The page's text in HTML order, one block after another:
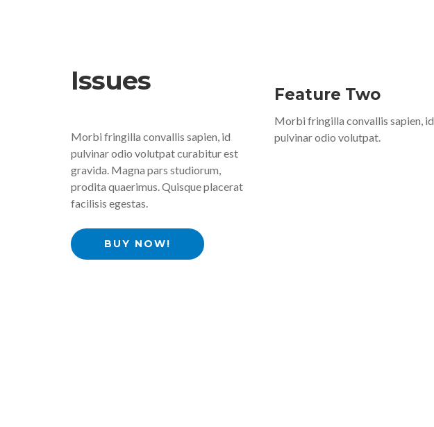
Issues
Morbi fringilla convallis sapien, id
pulvinar odio volutpat curabitur est
gravida. Magna pars studiorum,
prodita quaerimus. Quisque placerat
facilisis egestas.
BUY NOW!
Feature Two
Morbi fringilla convallis sapien, id
pulvinar odio volutpat.